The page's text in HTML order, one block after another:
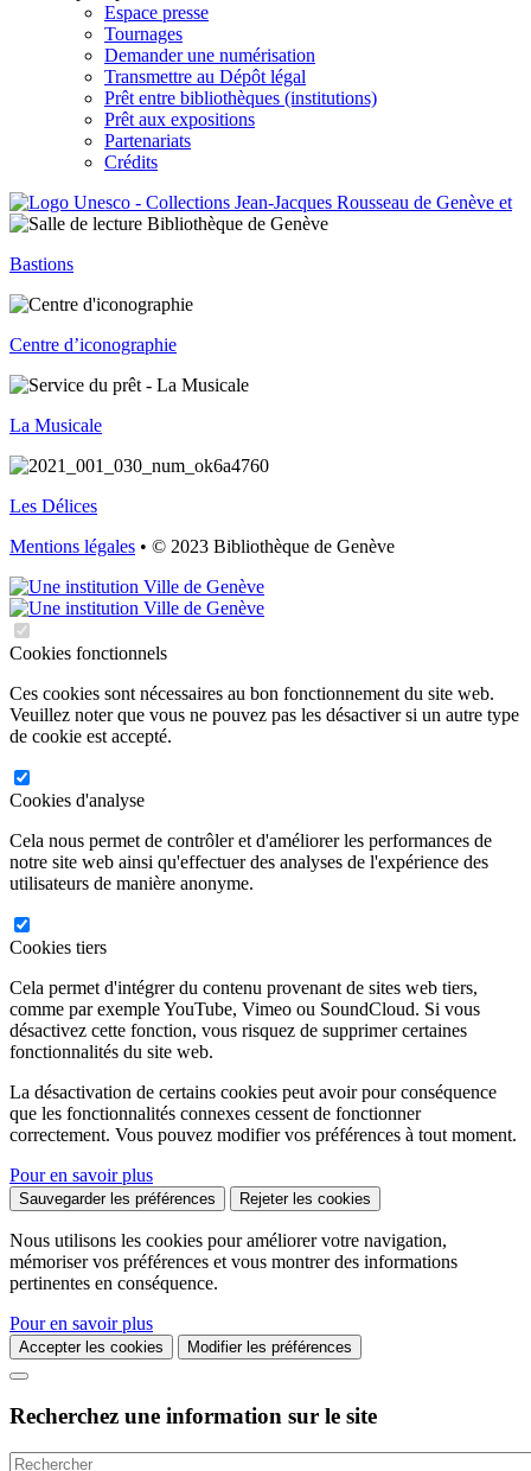
Espace presse
Tournages
Demander une numérisation
Transmettre au Dépôt légal
Prêt entre bibliothèques (institutions)
Prêt aux expositions
Partenariats
Crédits
Bastions
Centre d’iconographie
La Musicale
Les Délices
Mentions légales • © 2023 Bibliothèque de Genève
Cookies fonctionnels
Ces cookies sont nécessaires au bon fonctionnement du site web.
Veuillez noter que vous ne pouvez pas les désactiver si un autre type
de cookie est accepté.
Cookies d'analyse
Cela nous permet de contrôler et d'améliorer les performances de
notre site web ainsi qu'effectuer des analyses de l'expérience des
utilisateurs de manière anonyme.
Cookies tiers
Cela permet d'intégrer du contenu provenant de sites web tiers,
comme par exemple YouTube, Vimeo ou SoundCloud. Si vous
désactivez cette fonction, vous risquez de supprimer certaines
fonctionnalités du site web.
La désactivation de certains cookies peut avoir pour conséquence
que les fonctionnalités connexes cessent de fonctionner
correctement. Vous pouvez modifier vos préférences à tout moment.
Pour en savoir plus
Sauvegarder les préférences Rejeter les cookies
Nous utilisons les cookies pour améliorer votre navigation,
mémoriser vos préférences et vous montrer des informations
pertinentes en conséquence.
Pour en savoir plus
Accepter les cookies Modifier les préférences
Recherchez une information sur le site